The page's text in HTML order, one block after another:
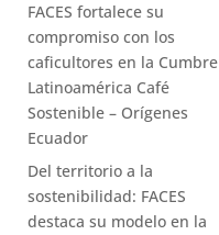
FACES fortalece su
compromiso con los
caficultores en la Cumbre
Latinoamérica Café
Sostenible – Orígenes
Ecuador
Del territorio a la
sostenibilidad: FACES
destaca su modelo en la